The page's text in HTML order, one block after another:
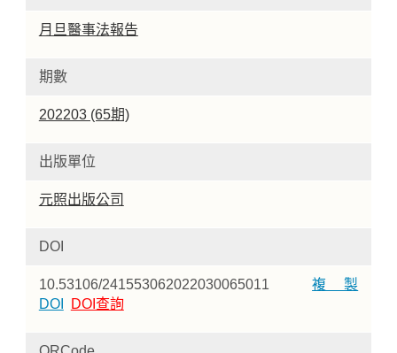
月旦醫事法報告
期數
202203 (65期)
出版單位
元照出版公司
DOI
10.53106/241553062022030065011複製
DOI
DOI查詢